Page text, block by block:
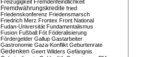
Freizügigkeit Fremdenfeindlichkeit
Fremdwährungskredite fried
Friedenskonferenz Friedensmarsch
Friedrich Merz Frontex Front National
Fudan-Universität Fundamentalismus
Fusion Fußball Fót Föderalisierung
Fördergelder Gallup Gastarbeiter
Gastronomie Gaza-Konflikt Geburtenrate
Gedenken Geert Wilders Gefängnis